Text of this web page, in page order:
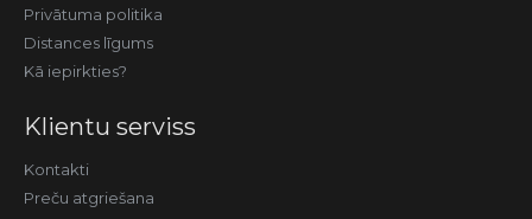
Privātuma politika
Distances līgums
Kā iepirkties?
Klientu serviss
Kontakti
Preču atgriešana